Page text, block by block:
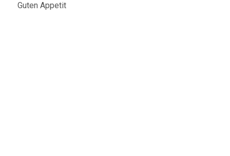
Guten Appetit